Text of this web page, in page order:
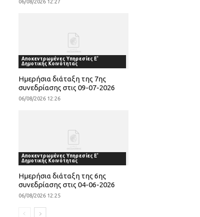
06/08/2026 12:27
Αποκεντρωμένες Υπηρεσίες Ε'
Δημοτικής Κοινότητας
Ημερήσια διάταξη της 7ης
συνεδρίασης στις 09-07-2026
06/08/2026 12:26
Αποκεντρωμένες Υπηρεσίες Ε'
Δημοτικής Κοινότητας
Ημερήσια διάταξη της 6ης
συνεδρίασης στις 04-06-2026
06/08/2026 12:25